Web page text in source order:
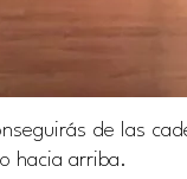
de las
hacia arriba.